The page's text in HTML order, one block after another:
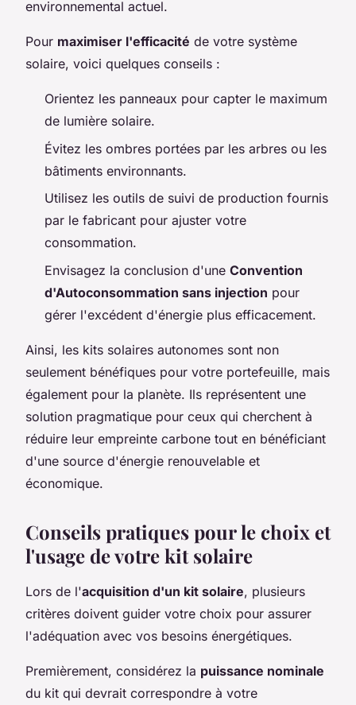
environnemental actuel.
Pour maximiser l'efficacité de votre système
solaire, voici quelques conseils :
Orientez les panneaux pour capter le maximum
de lumière solaire.
Évitez les ombres portées par les arbres ou les
bâtiments environnants.
Utilisez les outils de suivi de production fournis
par le fabricant pour ajuster votre
consommation.
Envisagez la conclusion d'une Convention
d'Autoconsommation sans injection pour
gérer l'excédent d'énergie plus efficacement.
Ainsi, les kits solaires autonomes sont non
seulement bénéfiques pour votre portefeuille, mais
également pour la planète. Ils représentent une
solution pragmatique pour ceux qui cherchent à
réduire leur empreinte carbone tout en bénéficiant
d'une source d'énergie renouvelable et
économique.
Conseils pratiques pour le choix et
l'usage de votre kit solaire
Lors de l'acquisition d'un kit solaire, plusieurs
critères doivent guider votre choix pour assurer
l'adéquation avec vos besoins énergétiques.
Premièrement, considérez la puissance nominale
du kit qui devrait correspondre à votre